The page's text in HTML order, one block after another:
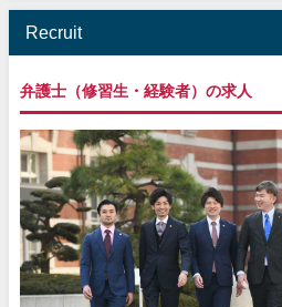
Recruit
弁護士（修習生・経験者）の求人